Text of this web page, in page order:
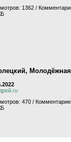
1362 /
470 /